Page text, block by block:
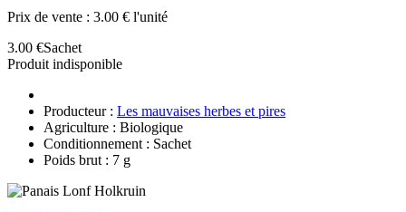
Prix de vente : 3.00 € l'unité
3.00 €Sachet
Produit indisponible
Producteur : Les mauvaises herbes et pires
Agriculture : Biologique
Conditionnement : Sachet
Poids brut : 7 g